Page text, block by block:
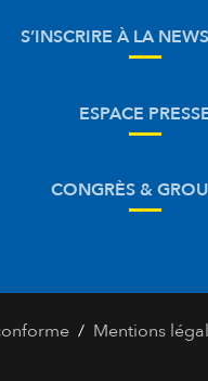
S’INSCRIRE À LA
ESPACE
CONGRÈS &
/ Mentions